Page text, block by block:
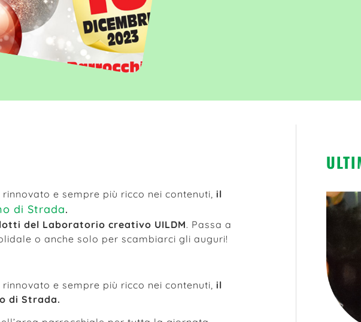
, rinnovato e sempre più ricco nei contenuti, il
di Strada.
del Laboratorio creativo UILDM. Passa a
o anche solo per scambiarci gli auguri!
, rinnovato e sempre più ricco nei contenuti, il
di Strada.